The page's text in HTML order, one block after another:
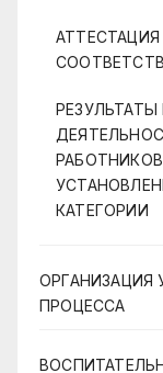
КАТЕГОРИИ
ОРГАНИЗАЦИЯ
ПРОЦЕССА